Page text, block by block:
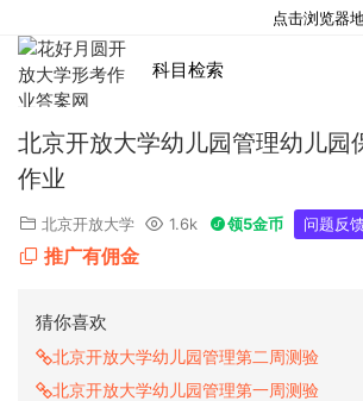
科目检索
北京开放大学幼儿园管理幼儿园
作业
北京开放大学 1.6k 领5金币 问题反
推广有佣金
猜你喜欢
北京开放大学幼儿园管理第二周测验
北京开放大学幼儿园管理第一周测验
点击浏览器